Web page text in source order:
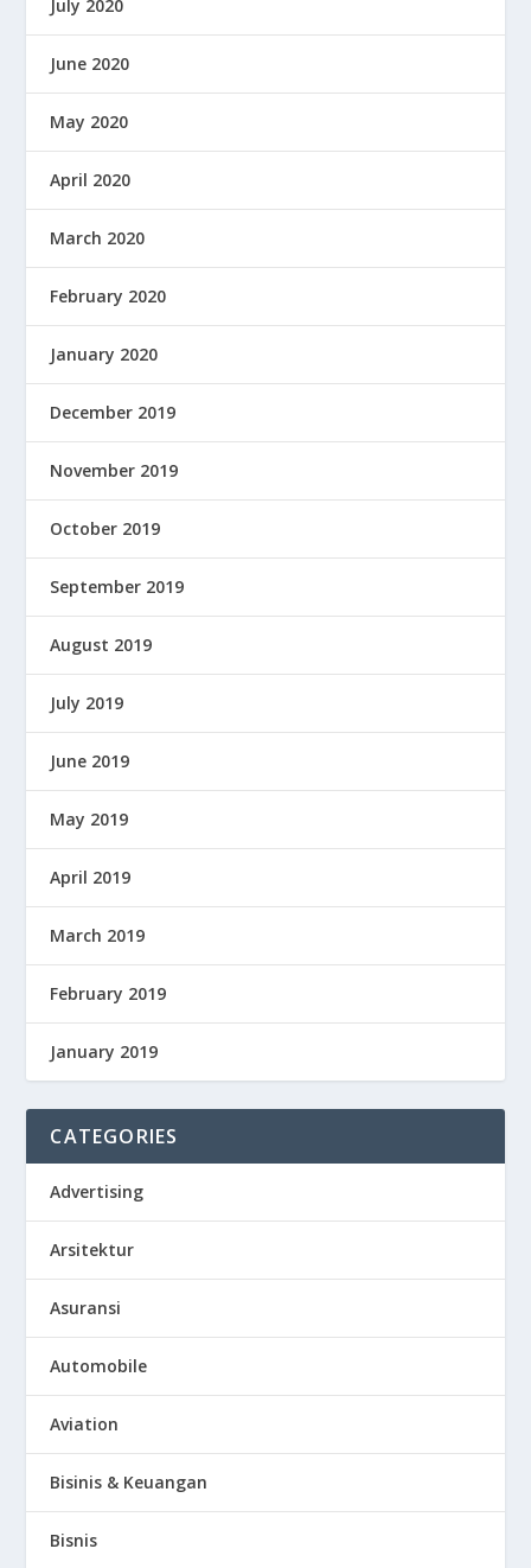
July 2020
June 2020
May 2020
April 2020
March 2020
February 2020
January 2020
December 2019
November 2019
October 2019
September 2019
August 2019
July 2019
June 2019
May 2019
April 2019
March 2019
February 2019
January 2019
CATEGORIES
Advertising
Arsitektur
Asuransi
Automobile
Aviation
Bisinis & Keuangan
Bisnis